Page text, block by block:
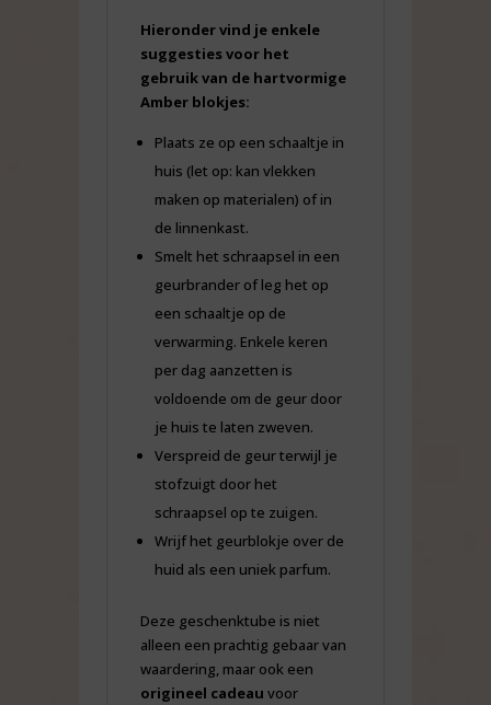
Hieronder vind je enkele
suggesties voor het
gebruik van de hartvormige
Amber blokjes:
Plaats ze op een schaaltje in
huis (let op: kan vlekken
maken op materialen) of in
de linnenkast.
Smelt het schraapsel in een
geurbrander of leg het op
een schaaltje op de
verwarming. Enkele keren
per dag aanzetten is
voldoende om de geur door
je huis te laten zweven.
Verspreid de geur terwijl je
stofzuigt door het
schraapsel op te zuigen.
Wrijf het geurblokje over de
huid als een uniek parfum.
Deze geschenktube is niet
alleen een prachtig gebaar van
waardering, maar ook een
origineel cadeau voor